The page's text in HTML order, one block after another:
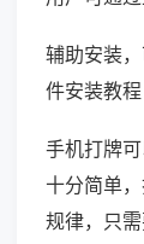
辅助安装
件安装教程
手机打牌
十分简单
规律，只